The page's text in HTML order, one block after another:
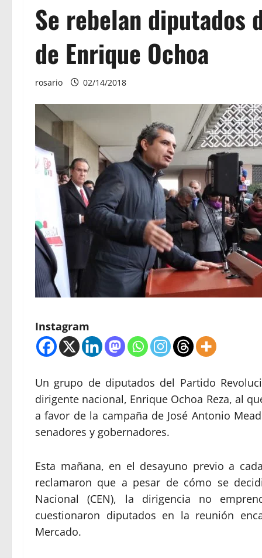
Se rebelan diputados
de Enrique Ochoa
rosario 02/14/2018
Instagram
Un grupo de diputados del Partido
dirigente nacional, Enrique Ochoa Reza, al
a favor de la campaña de José Antonio
senadores y gobernadores.
Esta mañana, en el desayuno previo a
reclamaron que a pesar de cómo se
Nacional (CEN), la dirigencia no
cuestionaron diputados en la reunión
Mercado.